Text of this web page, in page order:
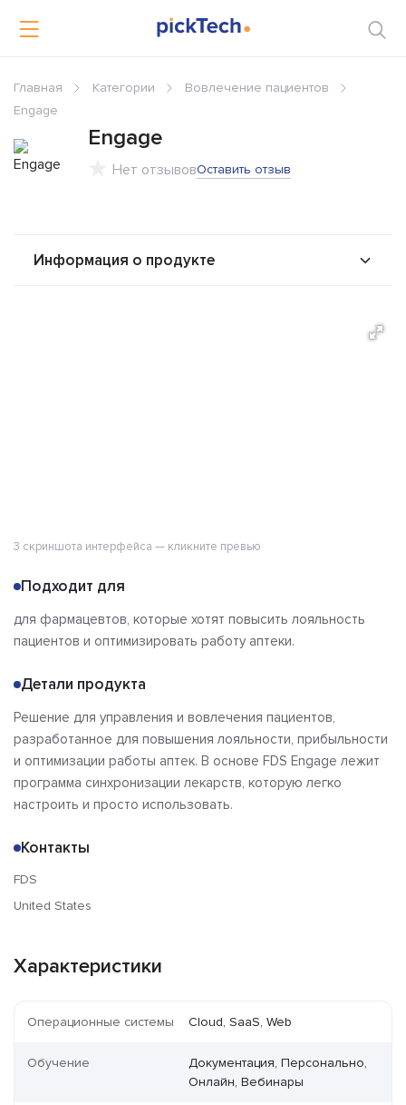
Главная Категории
Вовлечение пациентов
Engage
Engage
Нет отзывовОставить отзыв
Информация о продукте
3 скриншота интерфейса — кликните превью
Подходит для
для фармацевтов, которые хотят повысить лояльность
пациентов и оптимизировать работу аптеки.
Детали продукта
Решение для управления и вовлечения пациентов,
разработанное для повышения лояльности, прибыльности
и оптимизации работы аптек. В основе FDS Engage лежит
программа синхронизации лекарств, которую легко
настроить и просто использовать.
Контакты
FDS
United States
Характеристики
Операционные системы Cloud, SaaS, Web
Обучение
Документация, Персонально,
Онлайн, Вебинары